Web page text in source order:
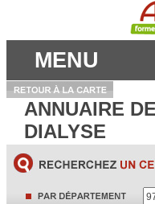
MENU
ANNUAIRE
DIALYSE